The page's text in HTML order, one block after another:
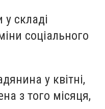
складі
соціального
у квітні,
з того місяця,